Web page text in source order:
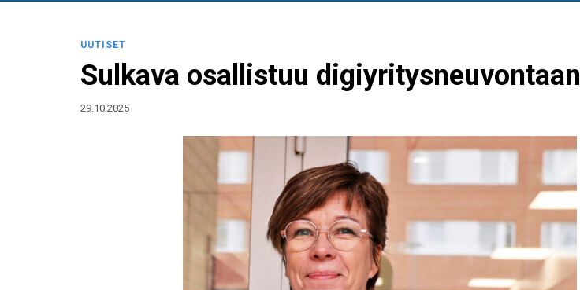
UUTISET
Sulkava osallistuu digiyritysneuvontaan
29.10.2025